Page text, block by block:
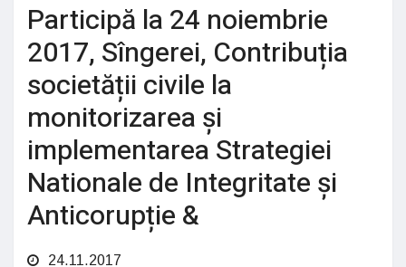
Participă la 24 noiembrie
2017, Sîngerei, Contribuția
societății civile la
monitorizarea și
implementarea Strategiei
Nationale de Integritate și
Anticorupție &
24.11.2017